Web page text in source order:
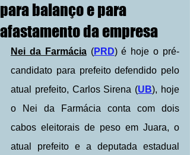
para balanço e para
afastamento da empresa
Nei da Farmácia (PRD) é hoje o pré-
candidato para prefeito defendido pelo
atual prefeito, Carlos Sirena (UB), hoje
o Nei da Farmácia conta com dois
cabos eleitorais de peso em Juara, o
atual prefeito e a deputada estadual